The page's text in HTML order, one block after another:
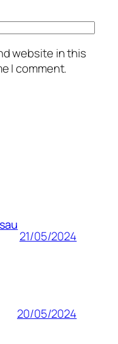
website in this
I comment.
21/05/2024
20/05/2024